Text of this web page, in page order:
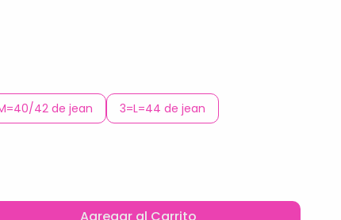
42 de jean 3=L=44 de jean